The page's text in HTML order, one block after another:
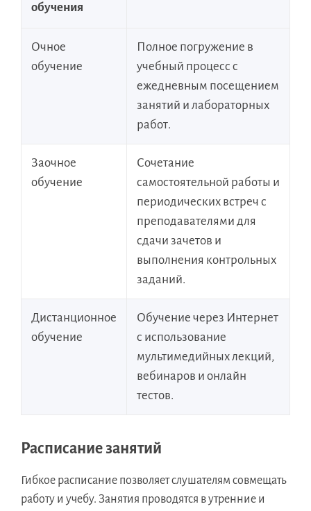
обучения
Очное
обучение
Полное погружение в
учебный процесс с
ежедневным посещением
занятий и лабораторных
работ.
Заочное
обучение
Сочетание
самостоятельной работы и
периодических встреч с
преподавателями для
сдачи зачетов и
выполнения контрольных
заданий.
Дистанционное
обучение
Обучение через Интернет
с использование
мультимедийных лекций,
вебинаров и онлайн
тестов.
Расписание занятий
Гибкое расписание позволяет слушателям совмещать
работу и учебу. Занятия проводятся в утренние и